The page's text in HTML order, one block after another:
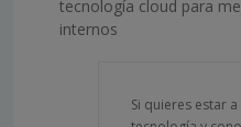
tecnología cloud para
internos
Si quieres estar